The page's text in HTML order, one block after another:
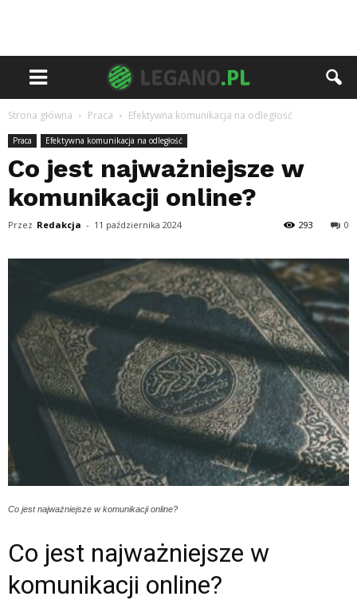
Strona główna Praca Efektywna komunikacja na odległość
Praca Efektywna komunikacja na odległość
Co jest najważniejsze w
komunikacji online?
Przez Redakcja - 11 października 2024 0
293
Co jest najważniejsze w komunikacji online?
Co jest najważniejsze w
komunikacji online?